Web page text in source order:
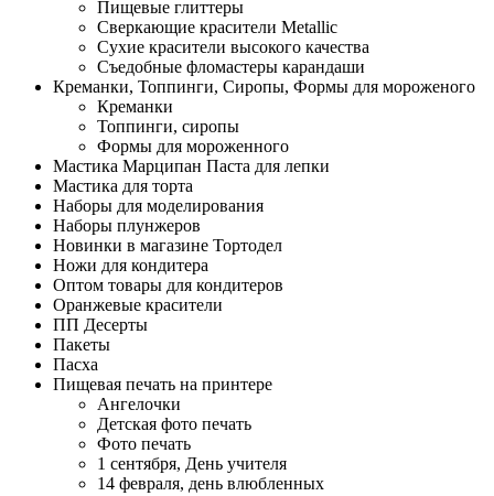
Пищевые глиттеры
Сверкающие красители Metallic
Сухие красители высокого качества
Съедобные фломастеры карандаши
Креманки, Топпинги, Сиропы, Формы для мороженого
Креманки
Топпинги, сиропы
Формы для мороженного
Мастика Марципан Паста для лепки
Мастика для торта
Наборы для моделирования
Наборы плунжеров
Новинки в магазине Тортодел
Ножи для кондитера
Оптом товары для кондитеров
Оранжевые красители
ПП Десерты
Пакеты
Пасха
Пищевая печать на принтере
Ангелочки
Детская фото печать
Фото печать
1 сентября, День учителя
14 февраля, день влюбленных